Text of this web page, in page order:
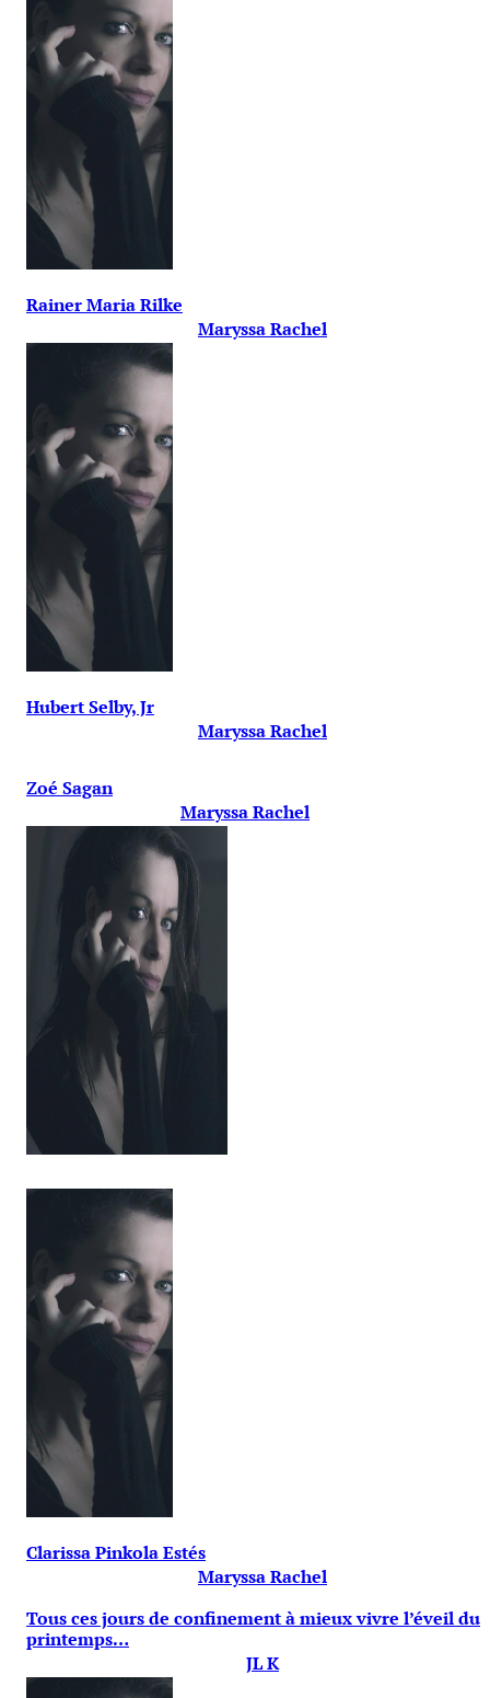
Rainer Maria Rilke
Maryssa Rachel
Hubert Selby, Jr
Maryssa Rachel
Zoé Sagan
Maryssa Rachel
Clarissa Pinkola Estés
Maryssa Rachel
Tous ces jours de confinement à mieux vivre l’éveil du
printemps…
JL K